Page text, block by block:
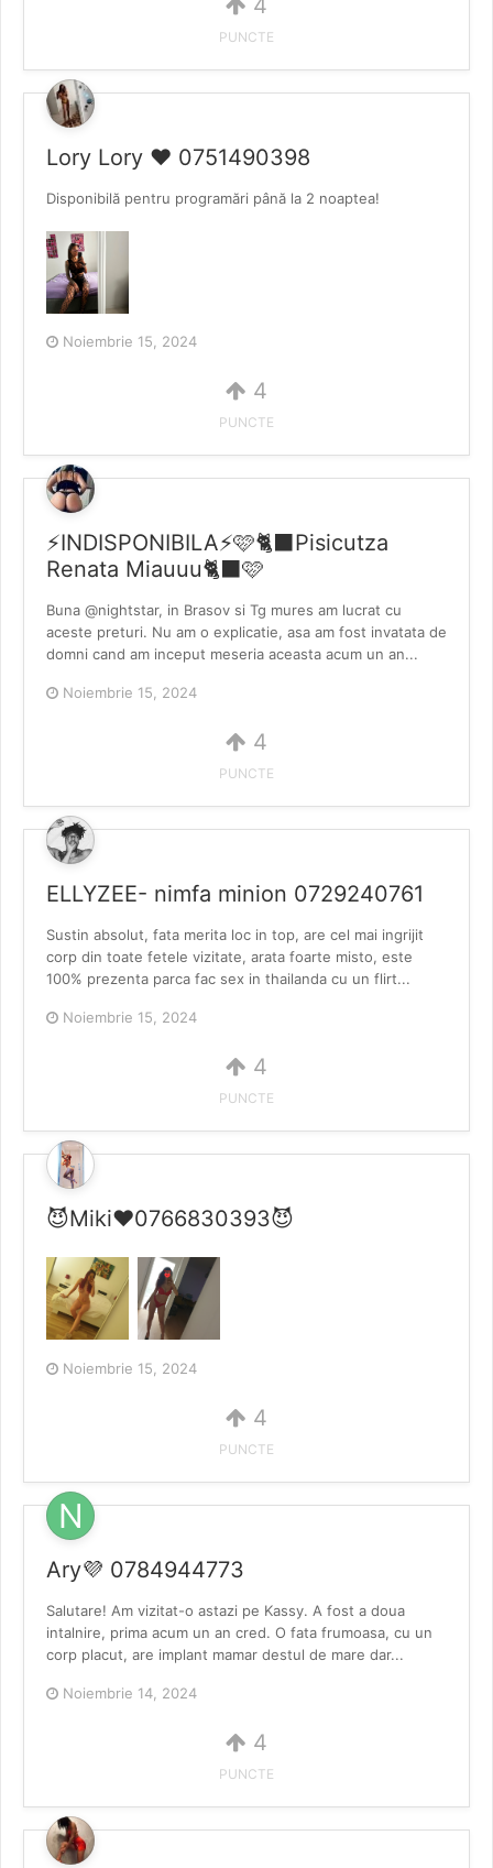
PUNCTE
Lory Lory ❤️ 0751490398
Disponibilă pentru programări până la 2 noaptea!
Noiembrie 15, 2024
4
PUNCTE
⚡️INDISPONIBILA⚡️🩷🐈‍⬛Pisicutza
Renata Miauuu🐈‍⬛🩷
Buna @nightstar, in Brasov si Tg mures am lucrat cu
aceste preturi. Nu am o explicatie, asa am fost invatata de
domni cand am inceput meseria aceasta acum un an...
Noiembrie 15, 2024
4
PUNCTE
ELLYZEE- nimfa minion 0729240761
Sustin absolut, fata merita loc in top, are cel mai ingrijit
corp din toate fetele vizitate, arata foarte misto, este
100% prezenta parca fac sex in thailanda cu un flirt...
Noiembrie 15, 2024
4
PUNCTE
😈Miki❤0766830393😈
Noiembrie 15, 2024
4
PUNCTE
Ary💜 0784944773
Salutare! Am vizitat-o astazi pe Kassy. A fost a doua
intalnire, prima acum un an cred. O fata frumoasa, cu un
corp placut, are implant mamar destul de mare dar...
Noiembrie 14, 2024
4
PUNCTE